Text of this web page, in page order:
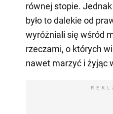
równej stopie.
było to dalekie od
wyróżniali się wśród
rzeczami, o których
nawet marzyć i żyjąc